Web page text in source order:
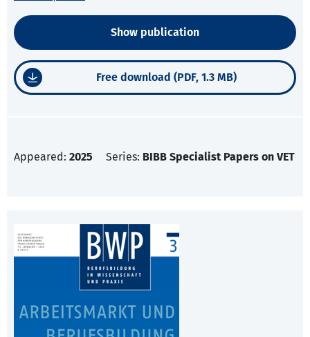
Show publication
Free download (PDF, 1.3 MB)
Appeared: 2025 Series: BIBB Specialist Papers on VET